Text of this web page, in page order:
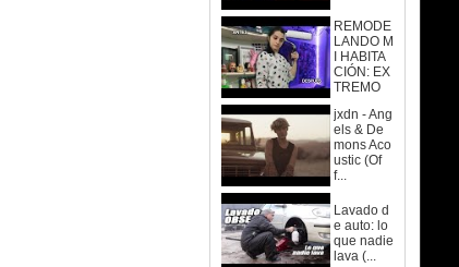
REMODE
LANDO M
I HABITA
CIÓN: EX
TREMO
jxdn - Ang
els & De
mons Aco
ustic (Of
f...
Lavado d
e auto: lo
que nadie
lava (...